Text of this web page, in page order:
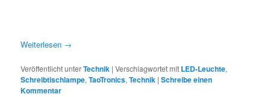
Weiterlesen →
Veröffentlicht unterTechnik |Verschlagwortet mit LED-Leuchte,
Schreibtischlampe,TaoTronics,Technik |Schreibe einen
Kommentar